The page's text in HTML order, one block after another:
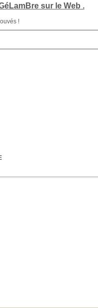
sur le Web .
!